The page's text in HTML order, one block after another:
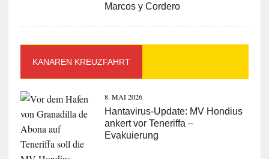
Marcos y Cordero
KANAREN KREUZFAHRT
8. MAI 2026
Hantavirus-Update: MV Hondius
ankert vor Teneriffa –
Evakuierung